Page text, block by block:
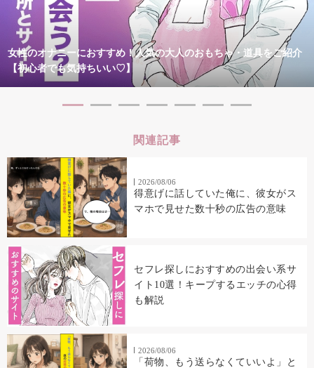
女性のオナニーにおすすめ！人気の大人のおもちゃ・道具をご紹介
【初心者でも気持ちいい♡】
関連記事
2026/08/06
得意げに話していた俺に、彼女がス
マホで見せた数十秒の広告の意味
セフレ探しにおすすめの出会い系サ
イト10選！キープするエッチの心得
も解説
2026/08/06
「荷物、もう送らなくていいよ」と